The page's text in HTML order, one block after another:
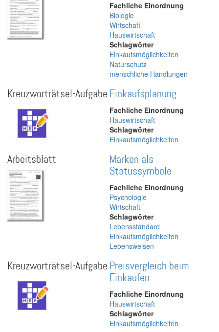
Fachliche Einordnung
Biologie
Wirtschaft
Hauswirtschaft
Schlagwörter
Einkaufsmöglichkeiten
Naturschutz
menschliche Handlungen
Kreuzworträtsel-Aufgabe Einkaufsplanung
Fachliche Einordnung
Hauswirtschaft
Schlagwörter
Einkaufsmöglichkeiten
Arbeitsblatt
Marken als
Statussymbole
Fachliche Einordnung
Psychologie
Wirtschaft
Schlagwörter
Lebensstandard
Einkaufsmöglichkeiten
Lebensweisen
Kreuzworträtsel-Aufgabe Preisvergleich beim
Einkaufen
Fachliche Einordnung
Hauswirtschaft
Schlagwörter
Einkaufsmöglichkeiten